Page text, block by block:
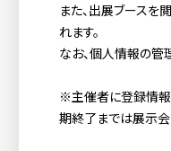
また、出展ブースを
れます。
なお、個人情報の管
※主催者に登録情
期終了までは展示会